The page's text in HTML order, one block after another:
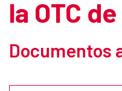
la OTC
Documentos